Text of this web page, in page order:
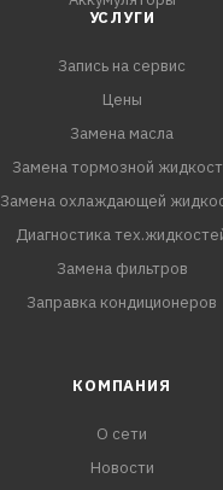
УСЛУГИ
Запись на сервис
Цены
Замена масла
Замена тормозной
Замена охлаждающей
Диагностика
Замена фильтров
Заправка кондиционеров
КОМПАНИЯ
О сети
Новости